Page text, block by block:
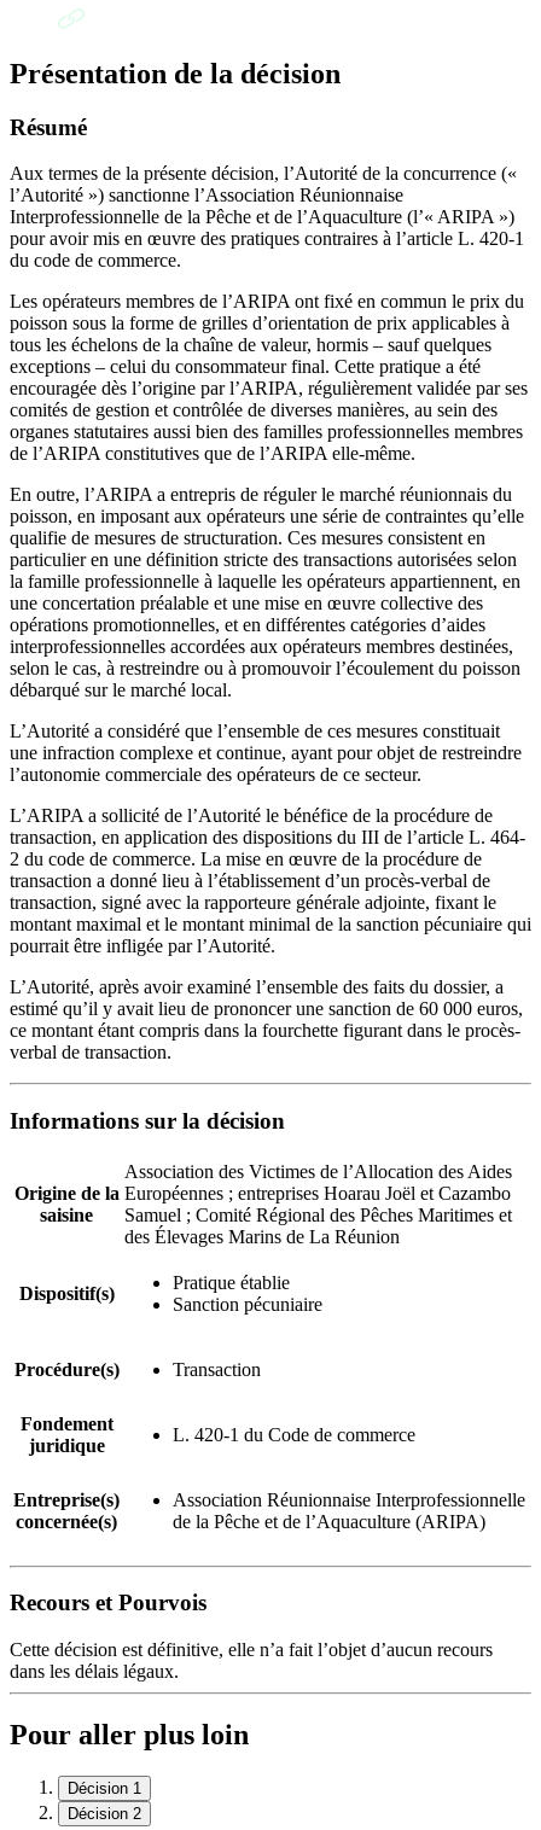
Présentation de la décision
Résumé
Aux termes de la présente décision, l’Autorité de la concurrence («
l’Autorité ») sanctionne l’Association Réunionnaise
Interprofessionnelle de la Pêche et de l’Aquaculture (l’« ARIPA »)
pour avoir mis en œuvre des pratiques contraires à l’article L. 420-1
du code de commerce.
Les opérateurs membres de l’ARIPA ont fixé en commun le prix du
poisson sous la forme de grilles d’orientation de prix applicables à
tous les échelons de la chaîne de valeur, hormis – sauf quelques
exceptions – celui du consommateur final. Cette pratique a été
encouragée dès l’origine par l’ARIPA, régulièrement validée par ses
comités de gestion et contrôlée de diverses manières, au sein des
organes statutaires aussi bien des familles professionnelles membres
de l’ARIPA constitutives que de l’ARIPA elle-même.
En outre, l’ARIPA a entrepris de réguler le marché réunionnais du
poisson, en imposant aux opérateurs une série de contraintes qu’elle
qualifie de mesures de structuration. Ces mesures consistent en
particulier en une définition stricte des transactions autorisées selon
la famille professionnelle à laquelle les opérateurs appartiennent, en
une concertation préalable et une mise en œuvre collective des
opérations promotionnelles, et en différentes catégories d’aides
interprofessionnelles accordées aux opérateurs membres destinées,
selon le cas, à restreindre ou à promouvoir l’écoulement du poisson
débarqué sur le marché local.
L’Autorité a considéré que l’ensemble de ces mesures constituait
une infraction complexe et continue, ayant pour objet de restreindre
l’autonomie commerciale des opérateurs de ce secteur.
L’ARIPA a sollicité de l’Autorité le bénéfice de la procédure de
transaction, en application des dispositions du III de l’article L. 464-
2 du code de commerce. La mise en œuvre de la procédure de
transaction a donné lieu à l’établissement d’un procès-verbal de
transaction, signé avec la rapporteure générale adjointe, fixant le
montant maximal et le montant minimal de la sanction pécuniaire qui
pourrait être infligée par l’Autorité.
L’Autorité, après avoir examiné l’ensemble des faits du dossier, a
estimé qu’il y avait lieu de prononcer une sanction de 60 000 euros,
ce montant étant compris dans la fourchette figurant dans le procès-
verbal de transaction.
Informations sur la décision
Origine de la
saisine
Association des Victimes de l’Allocation des Aides
Européennes ; entreprises Hoarau Joël et Cazambo
Samuel ; Comité Régional des Pêches Maritimes et
des Élevages Marins de La Réunion
Dispositif(s)
Pratique établie
Sanction pécuniaire
Procédure(s) Transaction
Fondement
juridique
L. 420-1 du Code de commerce
Entreprise(s)
concernée(s)
Association Réunionnaise Interprofessionnelle
de la Pêche et de l’Aquaculture (ARIPA)
Recours et Pourvois
Cette décision est définitive, elle n’a fait l’objet d’aucun recours
dans les délais légaux.
Pour aller plus loin
Décision 1
Décision 2